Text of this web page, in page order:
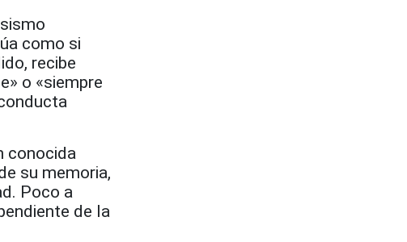
como si
recibe
o «siempre
conocida
su memoria,
Poco a
de la